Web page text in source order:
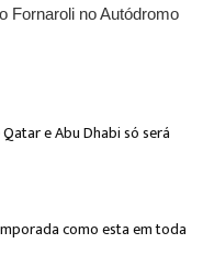
Fornaroli no Autódromo
e Abu Dhabi só será
como esta em toda